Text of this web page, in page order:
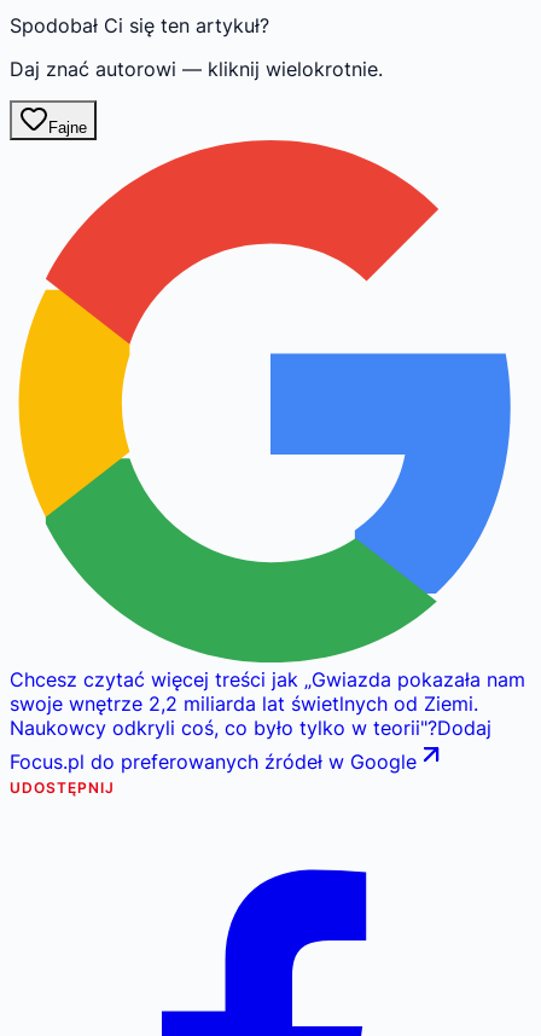
Spodobał Ci się ten artykuł?
Daj znać autorowi — kliknij wielokrotnie.
Fajne
Chcesz czytać więcej treści jak „Gwiazda pokazała nam
swoje wnętrze 2,2 miliarda lat świetlnych od Ziemi.
Naukowcy odkryli coś, co było tylko w teorii"?Dodaj
Focus.pl do preferowanych źródeł w Google
UDOSTĘPNIJ